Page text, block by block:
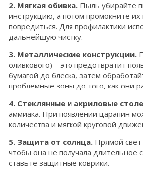
2. Мягкая обивка. Пыль убирайте
инструкцию, а потом промокните
повредиться. Для профилактики
дальнейшую чистку.
3. Металлические конструкции.
оливкового) – это предотвратит
бумагой до блеска, затем
проблемные зоны до того, как они
4. Стеклянные и акриловые
аммиака. При появлении царапин
количества и мягкой круговой
5. Защита от солнца. Прямой свет
чтобы она не получала длительное
ставьте защитные коврики.